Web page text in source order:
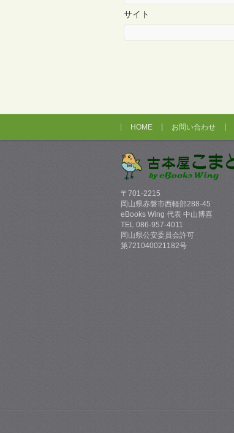
サイト
HOME お問い合わせ
〒701-2215
岡山県赤磐市西軽部288-45
eBooks Wing 代表 中山博喜
TEL 086-957-4011
岡山県公安委員会許可
第721040021182号